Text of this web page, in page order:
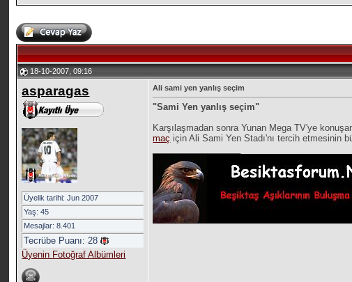
18-10-2007, 09:16
asparagas
Üyelik tarihi: Jun 2007
Yaş: 45
Mesajlar: 8.401
Tecrübe Puanı:28
Üyenin Fotoğraf Albümleri
Ali sami yen yanlış seçim
"Sami Yen yanlış seçim"
Karşılaşmadan sonra Yunan Mega TV'ye
maç için Ali Sami Yen Stadı'nı tercih etmesinin